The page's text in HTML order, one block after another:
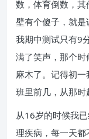
数，体育倒数，
壁有个傻子，就是
我期中测试只有9
满了笑声，那个
麻木了。记得初
班里前几，从那时
从16岁的时候我
理疾病，每一天都